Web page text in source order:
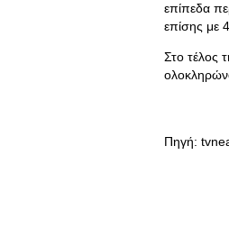
επίπεδα
επίσης με
Στο τέλος
Πηγή: